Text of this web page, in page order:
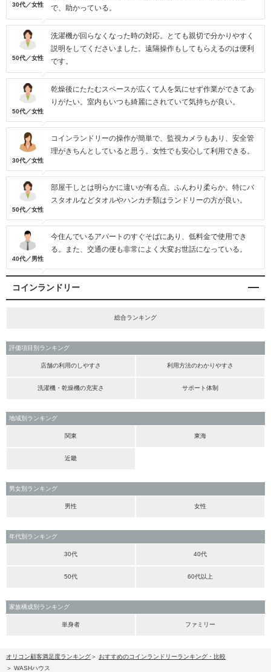
30代／女性
で、助かっている。
50代／女性
洗濯機が回らなくなった時の対応。とても親切で分かりやすく
説明をしてくださいました。遠隔操作もしてもらえるのは便利
です。
50代／女性
乾燥後にたたむスペースが広くて人を気にせず作業ができてあ
りがたい。室内もいつも綺麗にされていて気持ちが良い。
30代／女性
コインランドリーの操作が簡単で、監視カメラもあり、安全管
理がきちんとしていると思う。女性でも安心して利用できる。
50代／女性
部屋干しとは明らかに違いが有る点。ふんわり柔らか。特にバ
スタオルなどタオルやハンカチ類はランドリーの方が良い。
40代／男性
今住んでいるアパートのすぐそばにあり、低料金で使用でき
る。また、交通の便も非常によく大変お世話になっている。
コインランドリー
総合ランキング
評価項目別ランキング
店舗の利用のしやすさ 利用方法のわかりやすさ
洗濯機・乾燥機の充実さ サポート体制
地域別ランキング
関東 東海
近畿
男女別ランキング
男性 女性
年代別ランキング
30代 40代
50代 60代以上
家族構成別ランキング
単身者 ファミリー
オリコン顧客満足度ランキング
おすすめのコインランドリーランキング・比較
WASHハウス